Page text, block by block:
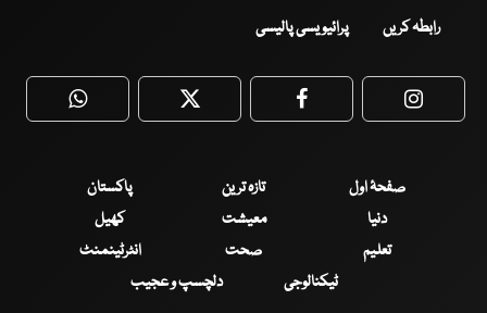
رابطہ کریں پرائیویسی پالیسی
WhatsApp Twitter Facebook
صفحۂ اول تازہ ترین
پاکستان
دنیا
معیشت
کھیل
تعلیم
صحت
انٹرٹینمنٹ
ٹیکنالوجی
دلچسپ و عجیب